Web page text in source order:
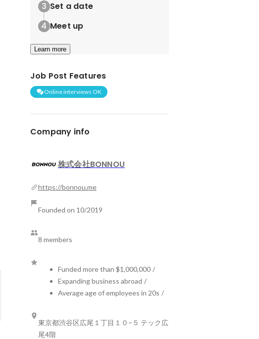
Set a date
Meet up
Learn more
Job Post Features
Online interviews OK
Company info
株式会社BONNOU
https://bonnou.me
Founded on 10/2019
8 members
Funded more than $1,000,000 /
Expanding business abroad /
Average age of employees in 20s /
東京都渋谷区広尾１丁目１０−５ テック広
尾4階